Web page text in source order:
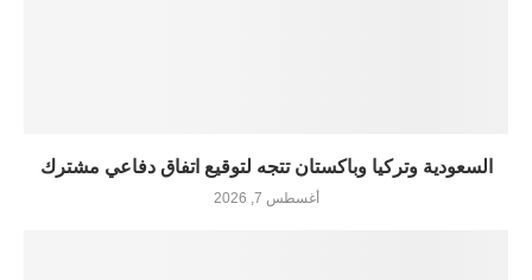
السعودية وتركيا وباكستان تتجه لتوقيع اتفاق دفاعي مشترك
أغسطس 7, 2026